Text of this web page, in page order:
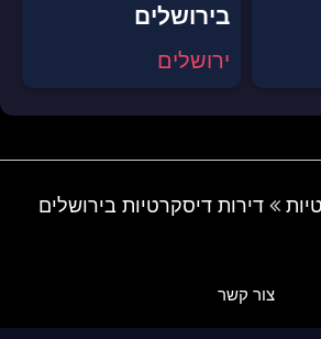
בירושלים
ירושלים
דירות דיסקרטיות בירושלים
צור קשר